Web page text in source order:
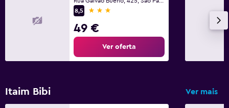
Restaurante
Adequado a famílias
8,5
3 estrelas
49 €
Ver oferta
Itaim Bibi Ver mais